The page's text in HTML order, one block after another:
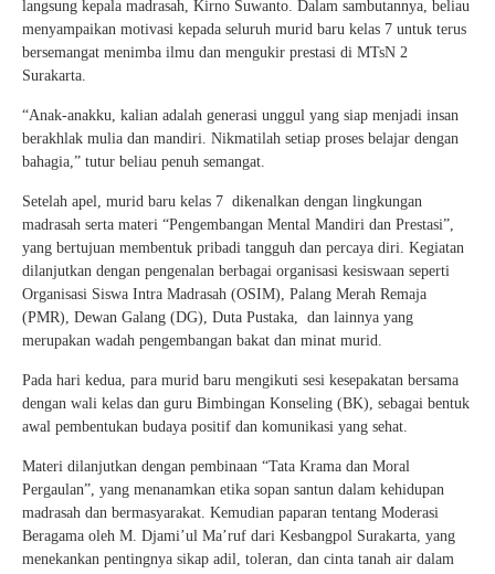
langsung kepala madrasah, Kirno Suwanto. Dalam sambutannya, beliau
menyampaikan motivasi kepada seluruh murid baru kelas 7 untuk terus
bersemangat menimba ilmu dan mengukir prestasi di MTsN 2
Surakarta.
“Anak-anakku, kalian adalah generasi unggul yang siap menjadi insan
berakhlak mulia dan mandiri. Nikmatilah setiap proses belajar dengan
bahagia,” tutur beliau penuh semangat.
Setelah apel, murid baru kelas 7 dikenalkan dengan lingkungan
madrasah serta materi “Pengembangan Mental Mandiri dan Prestasi”,
yang bertujuan membentuk pribadi tangguh dan percaya diri. Kegiatan
dilanjutkan dengan pengenalan berbagai organisasi kesiswaan seperti
Organisasi Siswa Intra Madrasah (OSIM), Palang Merah Remaja
(PMR), Dewan Galang (DG), Duta Pustaka, dan lainnya yang
merupakan wadah pengembangan bakat dan minat murid.
Pada hari kedua, para murid baru mengikuti sesi kesepakatan bersama
dengan wali kelas dan guru Bimbingan Konseling (BK), sebagai bentuk
awal pembentukan budaya positif dan komunikasi yang sehat.
Materi dilanjutkan dengan pembinaan “Tata Krama dan Moral
Pergaulan”, yang menanamkan etika sopan santun dalam kehidupan
madrasah dan bermasyarakat. Kemudian paparan tentang Moderasi
Beragama oleh M. Djami’ul Ma’ruf dari Kesbangpol Surakarta, yang
menekankan pentingnya sikap adil, toleran, dan cinta tanah air dalam